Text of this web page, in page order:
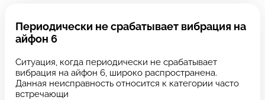
Периодически не срабатывает вибрация на
айфон 6
Ситуация, когда периодически не срабатывает
вибрация на айфон 6, широко распространена.
Данная неисправность относится к категории часто
встречающи
Выберите сервис
Выберите сервис